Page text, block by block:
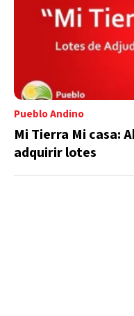
Pueblo Andino
Mi Tierra Mi casa:
adquirir lotes